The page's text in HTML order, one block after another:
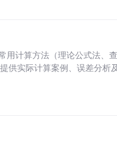
用计算方法（理论公式法、
供实际计算案例、误差分析